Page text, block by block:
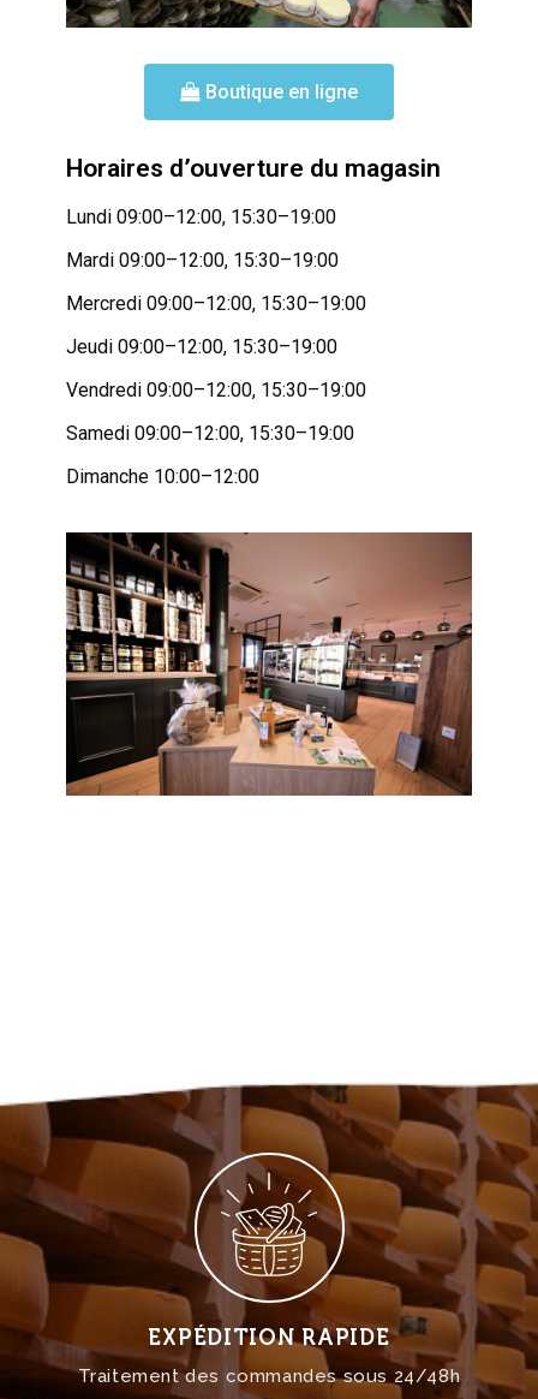
Boutique en ligne
Horaires d’ouverture du magasin
Lundi 09:00–12:00, 15:30–19:00
Mardi 09:00–12:00, 15:30–19:00
Mercredi 09:00–12:00, 15:30–19:00
Jeudi 09:00–12:00, 15:30–19:00
Vendredi 09:00–12:00, 15:30–19:00
Samedi 09:00–12:00, 15:30–19:00
Dimanche 10:00–12:00
EXPÉDITION RAPIDE
Traitement des commandes sous 24/48h